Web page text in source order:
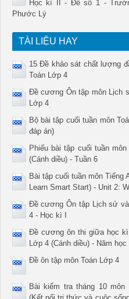
Học kì II - Đề số 1 -
Phước Lý
TÀI LIỆU HAY
15 Đề khảo sát chất lượng
Toán Lớp 4
Đề cương Ôn tập môn Lịch
Lớp 4
Bộ bài tập cuối tuần môn
đáp án)
Phiếu bài tập cuối tuần
(Cánh diều) - Tuần 6
Bài tập cuối tuần môn Tiếng
Learn Smart Start) - Unit 2:
Đề cương Ôn tập Lịch sử
4 - Học kì I
Đề cương ôn thi giữa học kì
Lớp 4 (Cánh diều) - Năm học
Đề ôn tập môn Toán Lớp 4
Bài kiểm tra tháng 10 môn
(Kết nối tri thức và cuộc